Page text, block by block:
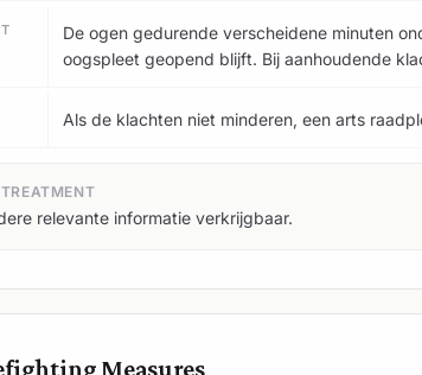
De ogen gedurende verscheidene minuten
oogspleet geopend blijft. Bij aanhoudende
Als de klachten niet minderen, een arts
relevante informatie verkrijgbaar.
Measures